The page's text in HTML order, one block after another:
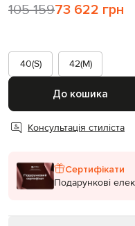
105 15973 622 грн
40(S)
42(M)
До кошика
Консультація стиліста
Сертифікати
Подарункові